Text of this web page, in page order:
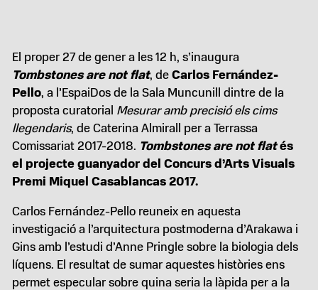
El proper 27 de gener a les 12 h, s’inaugura
Tombstones are not flat, deCarlos Fernández-
Pello, a l’EspaiDos de la Sala Muncunill dintre de la
proposta curatorial Mesurar amb precisió els cims
llegendaris, de Caterina Almirall per a Terrassa
Comissariat 2017-2018. Tombstones are not flatés
el projecte guanyador del Concurs d’Arts Visuals
Premi Miquel Casablancas 2017.
Carlos Fernández-Pello reuneix en aquesta
investigació a l’arquitectura postmoderna d’Arakawa i
Gins amb l’estudi d’Anne Pringle sobre la biologia dels
líquens. El resultat de sumar aquestes històries ens
permet especular sobre quina seria la làpida per a la